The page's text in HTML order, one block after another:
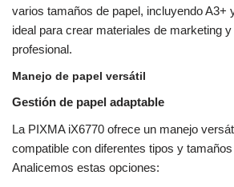
varios tamaños de papel, incluyendo A3+
ideal para crear materiales de marketing
profesional.
Manejo de papel versátil
Gestión de papel adaptable
La PIXMA iX6770 ofrece un manejo
compatible con diferentes tipos y
Analicemos estas opciones: